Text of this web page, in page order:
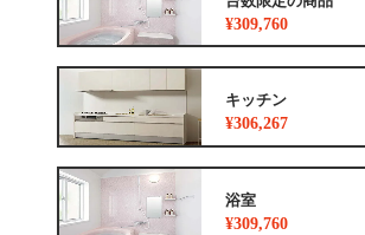
¥309,760
キッチン
¥306,267
浴室
¥309,760